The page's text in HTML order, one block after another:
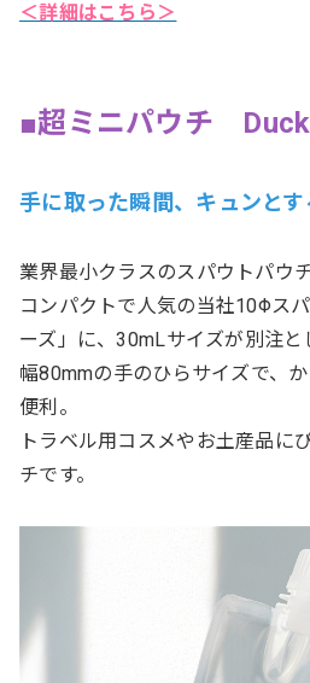
＜詳細はこちら＞
■超ミニパウチ
手に取った瞬間、キュンと
業界最小クラスのスパウトパウ
コンパクトで人気の当社10Φス
ーズ」に、30mLサイズが別注と
幅80mmの手のひらサイズで、
便利。
トラベル用コスメやお土産品に
チです。